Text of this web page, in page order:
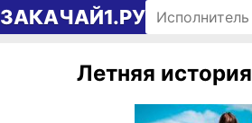
Перейти к содержимому
ЗАКАЧАЙ1.РУ Поиск
Летняя